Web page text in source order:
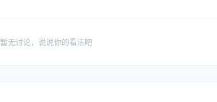
暂无讨论，说说你的看法吧